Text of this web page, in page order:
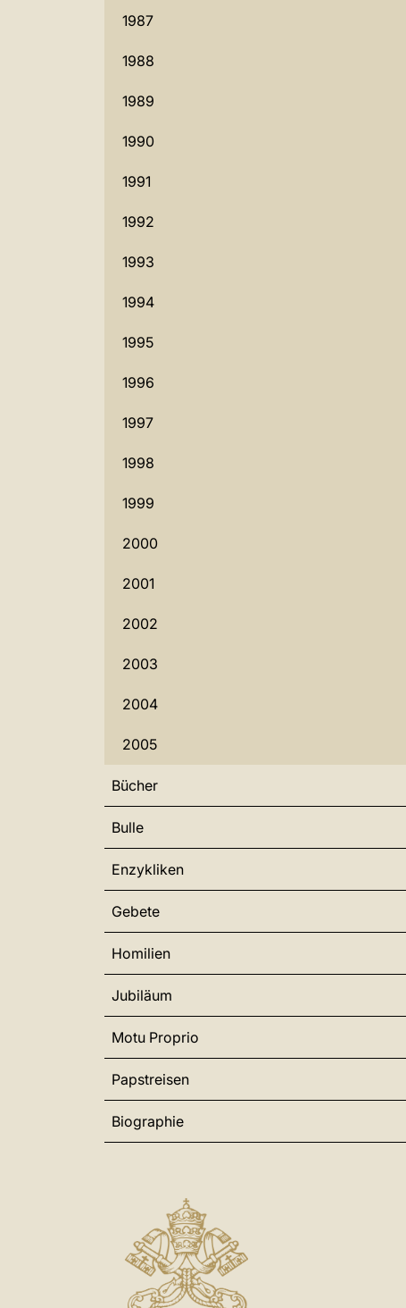
1987
1988
1989
1990
1991
1992
1993
1994
1995
1996
1997
1998
1999
2000
2001
2002
2003
2004
2005
Bücher
Bulle
Enzykliken
Gebete
Homilien
Jubiläum
Motu Proprio
Papstreisen
Biographie